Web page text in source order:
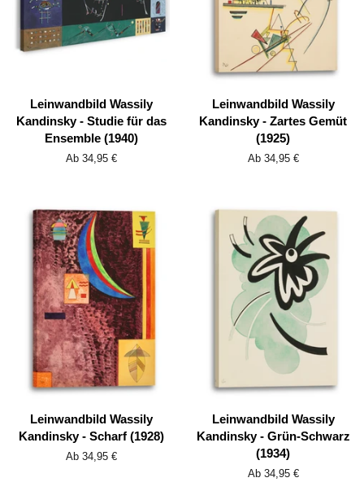
Leinwandbild Wassily
Kandinsky - Studie für das
Ensemble (1940)
Ab 34,95 €
Leinwandbild Wassily
Kandinsky - Zartes Gemüt
(1925)
Ab 34,95 €
Leinwandbild Wassily
Kandinsky - Scharf (1928)
Ab 34,95 €
Leinwandbild Wassily
Kandinsky - Grün-Schwarz
(1934)
Ab 34,95 €